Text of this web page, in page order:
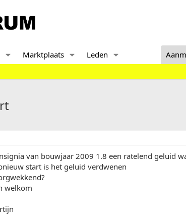
Marktplaats Leden
van bouwjaar 2009 1.8 een ratelend geluid
start is het geluid verdwenen
welkom